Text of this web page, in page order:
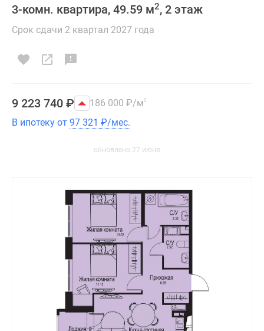
3-комн. квартира, 49.59 м2, 2 этаж
Срок сдачи 2 квартал 2027 года
9 223 740 ₽ 186 000 ₽/м2
В ипотеку от 97 321 ₽/мес.
обновлено 27 июня